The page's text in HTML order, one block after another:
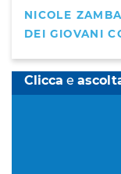
NICOLE
DEI GIOVANI
Clicca e